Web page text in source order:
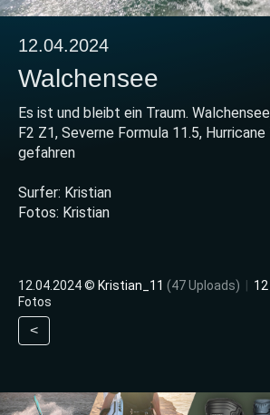
12.04.2024
Walchensee
Es ist und bleibt ein Traum.
F2 Z1, Severne Formula 11.5,
gefahren
Surfer: Kristian
Fotos: Kristian
12.04.2024 © Kristian_11 (47 Uploads)
Fotos
<